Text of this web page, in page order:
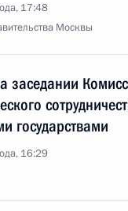
17:48
Москвы
заседании
государствами
16:29